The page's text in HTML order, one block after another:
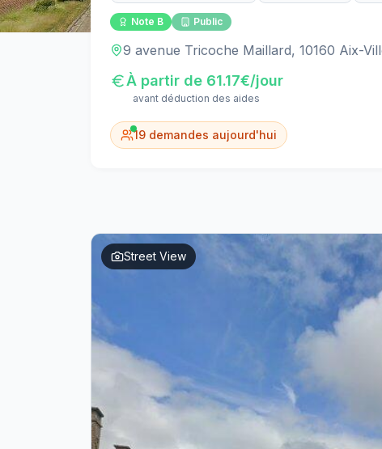
Note B Public
9 avenue Tricoche Maillard, 10160 Aix-
À partir de 61.17€/jour
avant déduction des aides
19 demandes aujourd'hui
Street View